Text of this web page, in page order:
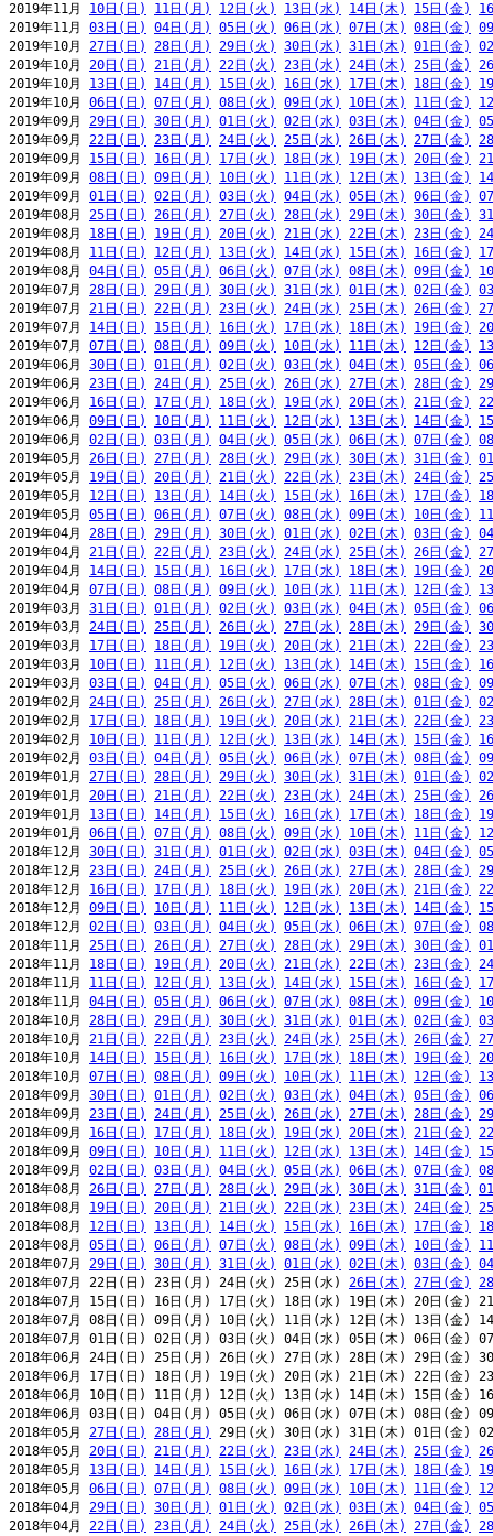
2019年11月 10日(日) 11日(月) 12日(火) 13日(水) 14日(木) 15日(金)
2019年11月 03日(日) 04日(月) 05日(火) 06日(水) 07日(木) 08日(金)
2019年10月 27日(日) 28日(月) 29日(火) 30日(水) 31日(木) 01日(金)
2019年10月 20日(日) 21日(月) 22日(火) 23日(水) 24日(木) 25日(金)
2019年10月 13日(日) 14日(月) 15日(火) 16日(水) 17日(木) 18日(金)
2019年10月 06日(日) 07日(月) 08日(火) 09日(水) 10日(木) 11日(金)
2019年09月 29日(日) 30日(月) 01日(火) 02日(水) 03日(木) 04日(金)
2019年09月 22日(日) 23日(月) 24日(火) 25日(水) 26日(木) 27日(金)
2019年09月 15日(日) 16日(月) 17日(火) 18日(水) 19日(木) 20日(金)
2019年09月 08日(日) 09日(月) 10日(火) 11日(水) 12日(木) 13日(金)
2019年09月 01日(日) 02日(月) 03日(火) 04日(水) 05日(木) 06日(金)
2019年08月 25日(日) 26日(月) 27日(火) 28日(水) 29日(木) 30日(金)
2019年08月 18日(日) 19日(月) 20日(火) 21日(水) 22日(木) 23日(金)
2019年08月 11日(日) 12日(月) 13日(火) 14日(水) 15日(木) 16日(金)
2019年08月 04日(日) 05日(月) 06日(火) 07日(水) 08日(木) 09日(金)
2019年07月 28日(日) 29日(月) 30日(火) 31日(水) 01日(木) 02日(金)
2019年07月 21日(日) 22日(月) 23日(火) 24日(水) 25日(木) 26日(金)
2019年07月 14日(日) 15日(月) 16日(火) 17日(水) 18日(木) 19日(金)
2019年07月 07日(日) 08日(月) 09日(火) 10日(水) 11日(木) 12日(金)
2019年06月 30日(日) 01日(月) 02日(火) 03日(水) 04日(木) 05日(金)
2019年06月 23日(日) 24日(月) 25日(火) 26日(水) 27日(木) 28日(金)
2019年06月 16日(日) 17日(月) 18日(火) 19日(水) 20日(木) 21日(金)
2019年06月 09日(日) 10日(月) 11日(火) 12日(水) 13日(木) 14日(金)
2019年06月 02日(日) 03日(月) 04日(火) 05日(水) 06日(木) 07日(金)
2019年05月 26日(日) 27日(月) 28日(火) 29日(水) 30日(木) 31日(金)
2019年05月 19日(日) 20日(月) 21日(火) 22日(水) 23日(木) 24日(金)
2019年05月 12日(日) 13日(月) 14日(火) 15日(水) 16日(木) 17日(金)
2019年05月 05日(日) 06日(月) 07日(火) 08日(水) 09日(木) 10日(金)
2019年04月 28日(日) 29日(月) 30日(火) 01日(水) 02日(木) 03日(金)
2019年04月 21日(日) 22日(月) 23日(火) 24日(水) 25日(木) 26日(金)
2019年04月 14日(日) 15日(月) 16日(火) 17日(水) 18日(木) 19日(金)
2019年04月 07日(日) 08日(月) 09日(火) 10日(水) 11日(木) 12日(金)
2019年03月 31日(日) 01日(月) 02日(火) 03日(水) 04日(木) 05日(金)
2019年03月 24日(日) 25日(月) 26日(火) 27日(水) 28日(木) 29日(金)
2019年03月 17日(日) 18日(月) 19日(火) 20日(水) 21日(木) 22日(金)
2019年03月 10日(日) 11日(月) 12日(火) 13日(水) 14日(木) 15日(金)
2019年03月 03日(日) 04日(月) 05日(火) 06日(水) 07日(木) 08日(金)
2019年02月 24日(日) 25日(月) 26日(火) 27日(水) 28日(木) 01日(金)
2019年02月 17日(日) 18日(月) 19日(火) 20日(水) 21日(木) 22日(金)
2019年02月 10日(日) 11日(月) 12日(火) 13日(水) 14日(木) 15日(金)
2019年02月 03日(日) 04日(月) 05日(火) 06日(水) 07日(木) 08日(金)
2019年01月 27日(日) 28日(月) 29日(火) 30日(水) 31日(木) 01日(金)
2019年01月 20日(日) 21日(月) 22日(火) 23日(水) 24日(木) 25日(金)
2019年01月 13日(日) 14日(月) 15日(火) 16日(水) 17日(木) 18日(金)
2019年01月 06日(日) 07日(月) 08日(火) 09日(水) 10日(木) 11日(金)
2018年12月 30日(日) 31日(月) 01日(火) 02日(水) 03日(木) 04日(金)
2018年12月 23日(日) 24日(月) 25日(火) 26日(水) 27日(木) 28日(金)
2018年12月 16日(日) 17日(月) 18日(火) 19日(水) 20日(木) 21日(金)
2018年12月 09日(日) 10日(月) 11日(火) 12日(水) 13日(木) 14日(金)
2018年12月 02日(日) 03日(月) 04日(火) 05日(水) 06日(木) 07日(金)
2018年11月 25日(日) 26日(月) 27日(火) 28日(水) 29日(木) 30日(金)
2018年11月 18日(日) 19日(月) 20日(火) 21日(水) 22日(木) 23日(金)
2018年11月 11日(日) 12日(月) 13日(火) 14日(水) 15日(木) 16日(金)
2018年11月 04日(日) 05日(月) 06日(火) 07日(水) 08日(木) 09日(金)
2018年10月 28日(日) 29日(月) 30日(火) 31日(水) 01日(木) 02日(金)
2018年10月 21日(日) 22日(月) 23日(火) 24日(水) 25日(木) 26日(金)
2018年10月 14日(日) 15日(月) 16日(火) 17日(水) 18日(木) 19日(金)
2018年10月 07日(日) 08日(月) 09日(火) 10日(水) 11日(木) 12日(金)
2018年09月 30日(日) 01日(月) 02日(火) 03日(水) 04日(木) 05日(金)
2018年09月 23日(日) 24日(月) 25日(火) 26日(水) 27日(木) 28日(金)
2018年09月 16日(日) 17日(月) 18日(火) 19日(水) 20日(木) 21日(金)
2018年09月 09日(日) 10日(月) 11日(火) 12日(水) 13日(木) 14日(金)
2018年09月 02日(日) 03日(月) 04日(火) 05日(水) 06日(木) 07日(金)
2018年08月 26日(日) 27日(月) 28日(火) 29日(水) 30日(木) 31日(金)
2018年08月 19日(日) 20日(月) 21日(火) 22日(水) 23日(木) 24日(金)
2018年08月 12日(日) 13日(月) 14日(火) 15日(水) 16日(木) 17日(金)
2018年08月 05日(日) 06日(月) 07日(火) 08日(水) 09日(木) 10日(金)
2018年07月 29日(日) 30日(月) 31日(火) 01日(水) 02日(木) 03日(金)
2018年07月 22日(日) 23日(月) 24日(火) 25日(水) 26日(木) 27日(金)
2018年07月 15日(日) 16日(月) 17日(火) 18日(水) 19日(木) 20日(金)
2018年07月 08日(日) 09日(月) 10日(火) 11日(水) 12日(木) 13日(金)
2018年07月 01日(日) 02日(月) 03日(火) 04日(水) 05日(木) 06日(金)
2018年06月 24日(日) 25日(月) 26日(火) 27日(水) 28日(木) 29日(金)
2018年06月 17日(日) 18日(月) 19日(火) 20日(水) 21日(木) 22日(金)
2018年06月 10日(日) 11日(月) 12日(火) 13日(水) 14日(木) 15日(金)
2018年06月 03日(日) 04日(月) 05日(火) 06日(水) 07日(木) 08日(金)
2018年05月 27日(日) 28日(月)
29日(火) 30日(水) 31日(木) 01日(金)
2018年05月 20日(日) 21日(月) 22日(火) 23日(水) 24日(木) 25日(金)
2018年05月 13日(日) 14日(月) 15日(火) 16日(水) 17日(木) 18日(金)
2018年05月 06日(日) 07日(月) 08日(火) 09日(水) 10日(木) 11日(金)
2018年04月 29日(日) 30日(月) 01日(火) 02日(水) 03日(木) 04日(金)
2018年04月 22日(日) 23日(月) 24日(火) 25日(水) 26日(木) 27日(金)